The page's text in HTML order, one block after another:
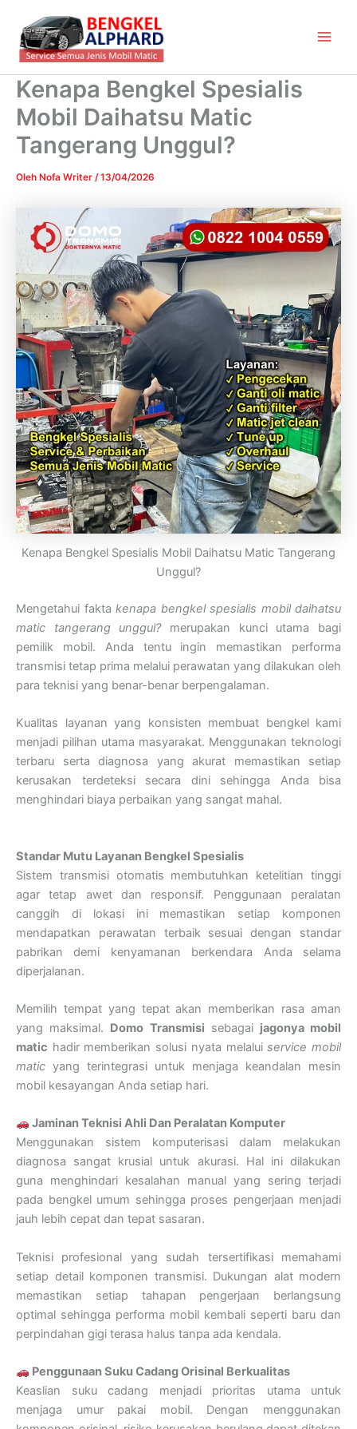
konten
Kenapa Bengkel Spesialis
Mobil Daihatsu Matic
Tangerang Unggul?
Oleh Nofa Writer /13/04/2026
Kenapa Bengkel Spesialis Mobil Daihatsu Matic Tangerang
Unggul?
Mengetahui fakta kenapa bengkel spesialis mobil daihatsu
matic tangerang unggul?merupakan kunci utama bagi
pemilik mobil. Anda tentu ingin memastikan performa
transmisi tetap prima melalui perawatan yang dilakukan oleh
para teknisi yang benar-benar berpengalaman.
Kualitas layanan yang konsisten membuat bengkel kami
menjadi pilihan utama masyarakat. Menggunakan teknologi
terbaru serta diagnosa yang akurat memastikan setiap
kerusakan terdeteksi secara dini sehingga Anda bisa
menghindari biaya perbaikan yang sangat mahal.
Standar Mutu Layanan Bengkel Spesialis
Sistem transmisi otomatis membutuhkan ketelitian tinggi
agar tetap awet dan responsif. Penggunaan peralatan
canggih di lokasi ini memastikan setiap komponen
mendapatkan perawatan terbaik sesuai dengan standar
pabrikan demi kenyamanan berkendara Anda selama
diperjalanan.
Memilih tempat yang tepat akan memberikan rasa aman
yang maksimal. Domo Transmisi sebagai jagonya mobil
matic hadir memberikan solusi nyata melaluiservice mobil
matic yang terintegrasi untuk menjaga keandalan mesin
mobil kesayangan Anda setiap hari.
Jaminan Teknisi Ahli Dan Peralatan Komputer
Menggunakan sistem komputerisasi dalam melakukan
diagnosa sangat krusial untuk akurasi. Hal ini dilakukan
guna menghindari kesalahan manual yang sering terjadi
pada bengkel umum sehingga proses pengerjaan menjadi
jauh lebih cepat dan tepat sasaran.
Teknisi profesional yang sudah tersertifikasi memahami
setiap detail komponen transmisi. Dukungan alat modern
memastikan setiap tahapan pengerjaan berlangsung
optimal sehingga performa mobil kembali seperti baru dan
perpindahan gigi terasa halus tanpa ada kendala.
Penggunaan Suku Cadang Orisinal Berkualitas
Keaslian suku cadang menjadi prioritas utama untuk
menjaga umur pakai mobil. Dengan menggunakan